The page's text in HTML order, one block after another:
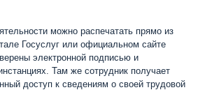
можно распечатать прямо из
Госуслуг или официальном сайте
электронной подписью и
Там же сотрудник получает
доступ к сведениям о своей трудовой